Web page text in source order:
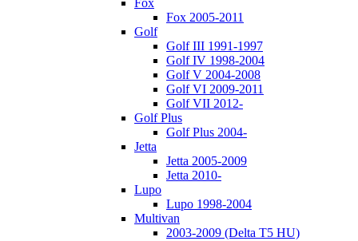
Fox 2005-2011
Golf
Golf III 1991-1997
Golf IV 1998-2004
Golf V 2004-2008
Golf VI 2009-2011
Golf VII 2012-
Golf Plus
Golf Plus 2004-
Jetta
Jetta 2005-2009
Jetta 2010-
Lupo
Lupo 1998-2004
Multivan
2003-2009 (Delta T5 HU)